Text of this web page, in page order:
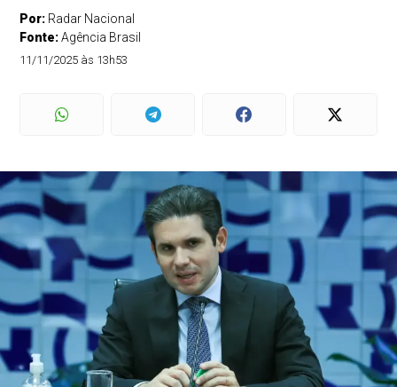
Por: Radar Nacional
Fonte:Agência Brasil
11/11/2025 às 13h53